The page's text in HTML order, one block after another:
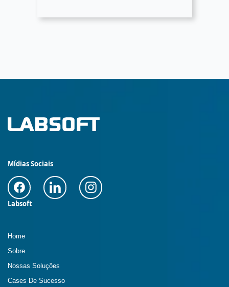
Mídias Sociais
Labsoft
Home
Sobre
Nossas Soluções
Cases De Sucesso